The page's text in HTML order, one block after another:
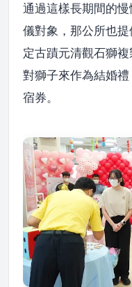
通過這樣長期間的
儀對象，那公所也
定古蹟元清觀石獅
對獅子來作為結婚
宿券。